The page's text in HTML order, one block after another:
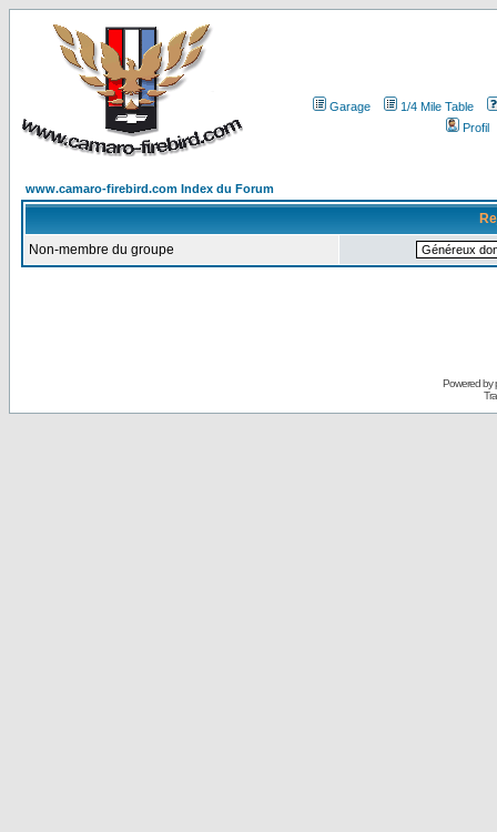
Garage
1/4 Mile Table
Profil
www.camaro-firebird.com Index du Forum
Non-membre du groupe
Powered by